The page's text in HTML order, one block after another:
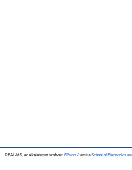
REAL-MS, az alkalamzott szoftver: EPrints 3amit a School of Electronics